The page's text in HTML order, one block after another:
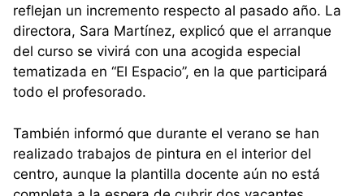
reflejan un incremento respecto al pasado año. La
directora, Sara Martínez, explicó que el arranque
del curso se vivirá con una acogida especial
tematizada en “El Espacio”, en la que participará
todo el profesorado.
También informó que durante el verano se han
realizado trabajos de pintura en el interior del
centro, aunque la plantilla docente aún no está